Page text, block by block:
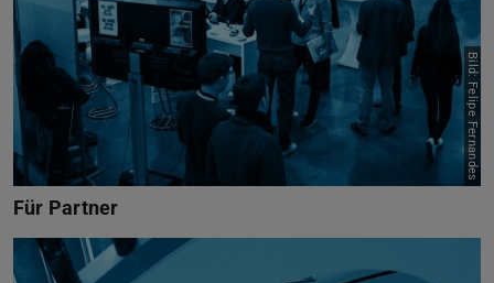
Für Partner
Bild: Felipe Fernandes